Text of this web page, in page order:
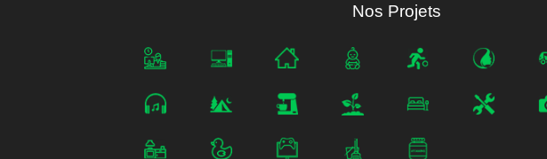
Nos Projets